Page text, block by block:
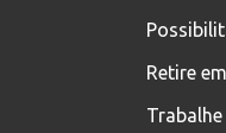
Retire